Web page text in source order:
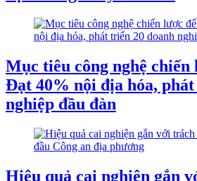
Mục tiêu công nghệ chiến
Đạt 40% nội địa hóa,
nghiệp đầu đàn
Hiệu quả cai nghiện gắn